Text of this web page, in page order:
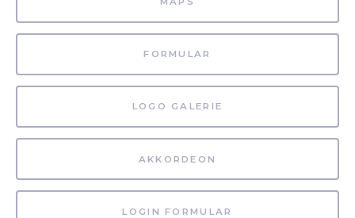
FORMULAR
LOGO GALERIE
AKKORDEON
LOGIN FORMULAR